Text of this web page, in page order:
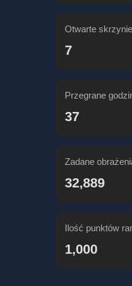
Otwarte
7
Przegrane
37
Zadane
32,889
Ilość punktów
1,000